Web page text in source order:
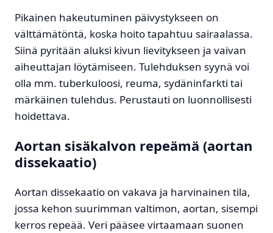
Pikainen hakeutuminen päivystykseen on
välttämätöntä, koska hoito tapahtuu sairaalassa.
Siinä pyritään aluksi kivun lievitykseen ja vaivan
aiheuttajan löytämiseen. Tulehduksen syynä voi
olla mm. tuberkuloosi, reuma, sydäninfarkti tai
märkäinen tulehdus. Perustauti on luonnollisesti
hoidettava.
Aortan sisäkalvon repeämä (aortan
dissekaatio)
Aortan dissekaatio on vakava ja harvinainen tila,
jossa kehon suurimman valtimon, aortan, sisempi
kerros repeää. Veri pääsee virtaamaan suonen